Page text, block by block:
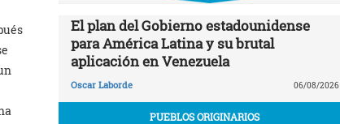
El plan del Gobierno estadounidense
para América Latina y su brutal
aplicación en Venezuela
Oscar Laborde 06/08/2026
PUEBLOS ORIGINARIOS